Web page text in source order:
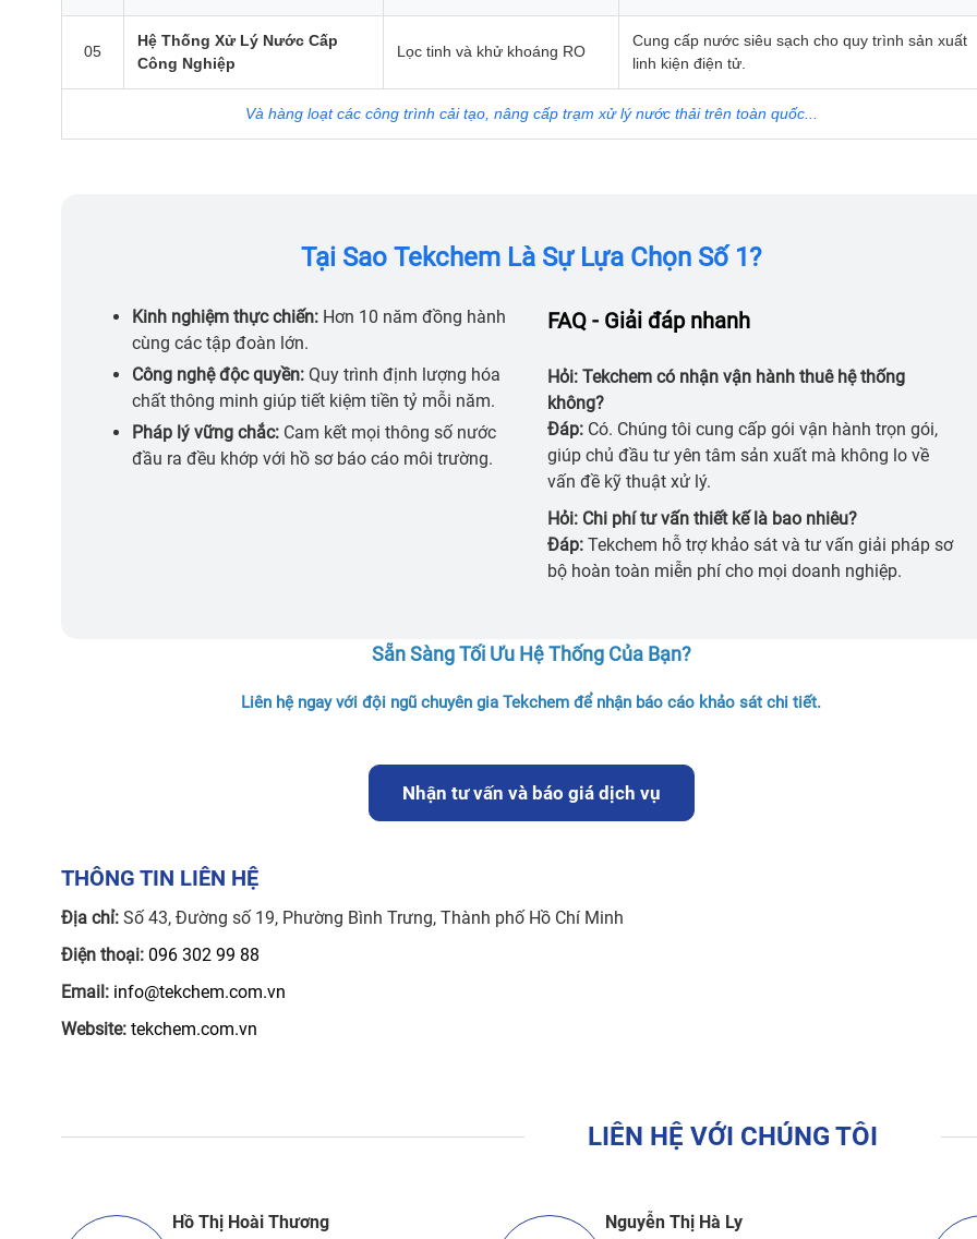
05
Hệ Thống Xử Lý Nước Cấp
Công Nghiệp
Lọc tinh và khử khoáng RO
Cung cấp nước siêu sạch cho quy trình sản xuất
linh kiện điện tử.
Và hàng loạt các công trình cải tạo, nâng cấp trạm xử lý nước thải trên toàn quốc...
Tại Sao Tekchem Là Sự Lựa Chọn Số 1?
Kinh nghiệm thực chiến: Hơn 10 năm đồng hành
cùng các tập đoàn lớn.
Công nghệ độc quyền: Quy trình định lượng hóa
chất thông minh giúp tiết kiệm tiền tỷ mỗi năm.
Pháp lý vững chắc: Cam kết mọi thông số nước
đầu ra đều khớp với hồ sơ báo cáo môi trường.
FAQ - Giải đáp nhanh
Hỏi: Tekchem có nhận vận hành thuê hệ thống
không?
Đáp: Có. Chúng tôi cung cấp gói vận hành trọn gói,
giúp chủ đầu tư yên tâm sản xuất mà không lo về
vấn đề kỹ thuật xử lý.
Hỏi: Chi phí tư vấn thiết kế là bao nhiêu?
Đáp: Tekchem hỗ trợ khảo sát và tư vấn giải pháp sơ
bộ hoàn toàn miễn phí cho mọi doanh nghiệp.
Sẵn Sàng Tối Ưu Hệ Thống Của Bạn?
Liên hệ ngay với đội ngũ chuyên gia Tekchem để nhận báo cáo khảo sát chi tiết.
Nhận tư vấn và báo giá dịch vụ
THÔNG TIN LIÊN HỆ
Địa chỉ: Số 43, Đường số 19, Phường Bình Trưng, Thành phố Hồ Chí Minh
Điện thoại: 096 302 99 88
Email: info@tekchem.com.vn
Website: tekchem.com.vn
LIÊN HỆ VỚI CHÚNG TÔI
Hồ Thị Hoài Thương Nguyễn Thị Hà Ly
GỬI